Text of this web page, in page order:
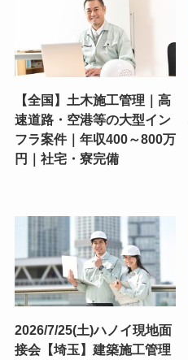
【全国】土木施工管理｜高
速道路・空港等の大型イン
フラ案件｜年収400～800万
円｜社宅・寮完備
2026/7/25(土)ハノイ現地面
接会【埼玉】建築施工管理